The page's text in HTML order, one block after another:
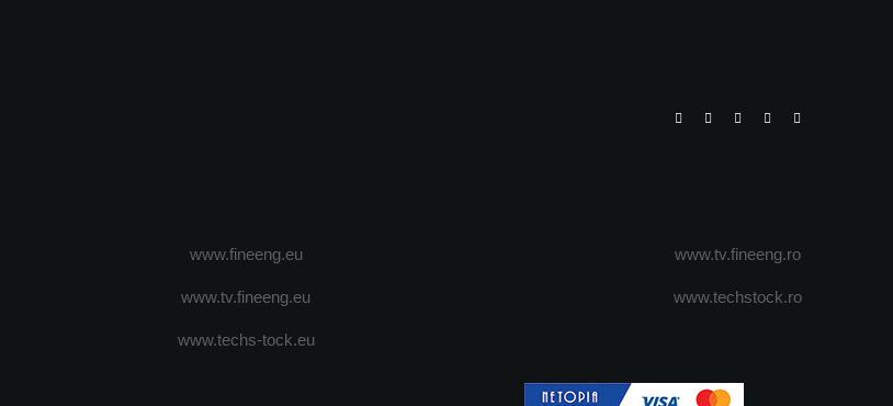
www.fineeng.eu
www.tv.fineeng.eu
www.techs-tock.eu
www.tv.fineeng.ro
www.techstock.ro